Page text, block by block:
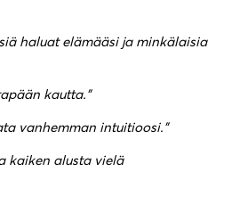
haluat elämääsi ja minkälaisia
kautta.”
vanhemman intuitioosi.”
kaiken alusta vielä